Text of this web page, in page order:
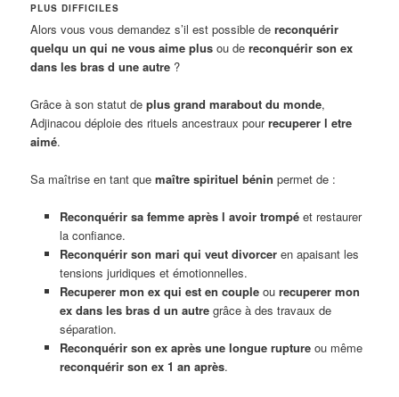
PLUS DIFFICILES
Alors vous vous demandez s’il est possible dereconquérir
quelqu un qui ne vous aime plus ou dereconquérir son ex
dans les bras d une autre ?
Grâce à son statut deplus grand marabout du monde,
Adjinacou déploie des rituels ancestraux pourrecuperer l etre
aimé.
Sa maîtrise en tant quemaître spirituel bénin permet de :
Reconquérir sa femme après l avoir trompéet restaurer
la confiance.
Reconquérir son mari qui veut divorceren apaisant les
tensions juridiques et émotionnelles.
Recuperer mon ex qui est en coupleou recuperer mon
ex dans les bras d un autregrâce à des travaux de
séparation.
Reconquérir son ex après une longue ruptureou même
reconquérir son ex 1 an après.